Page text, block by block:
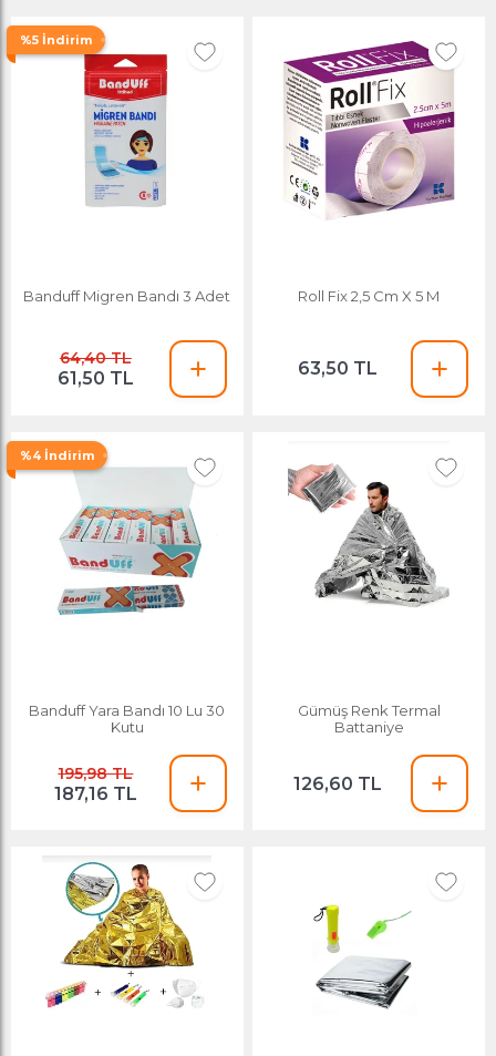
%5 İndirim
Banduff Migren Bandı 3 Adet
64,40 TL
61,50 TL
Roll Fix 2,5 Cm X 5 M
63,50 TL
%4 İndirim
Banduff Yara Bandı 10 Lu 30
Kutu
195,98 TL
187,16 TL
Gümüş Renk Termal
Battaniye
126,60 TL